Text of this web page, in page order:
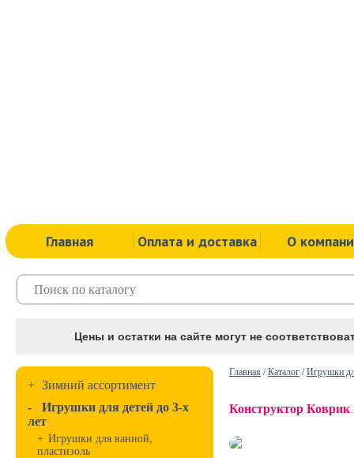
Главная Оплата и доставка О
Цены и остатки на сайте могут не
+ Зимний ассортимент
-
Игрушки для детей до 3-х
лет
+ Игрушки для ванной,
пластизоль
Главная /Каталог /Игрушки
Конструктор